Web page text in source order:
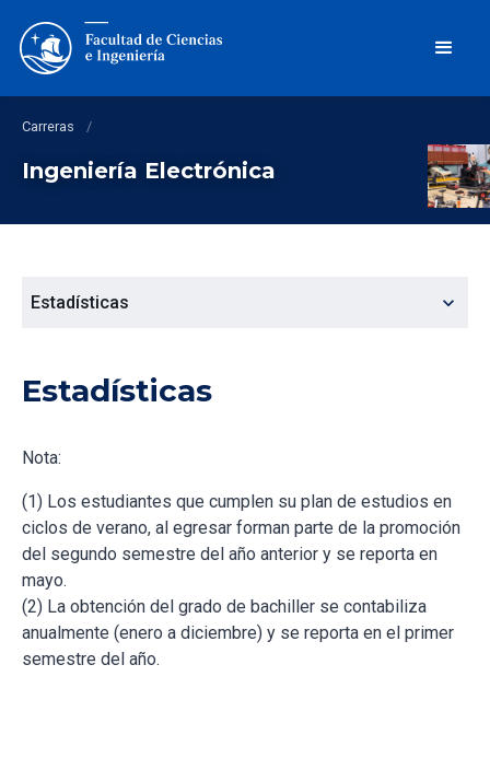
Carreras /
Ingeniería Electrónica
Estadísticas expand_more
Estadísticas
Nota:
(1) Los estudiantes que cumplen su plan de estudios en
ciclos de verano, al egresar forman parte de la promoción
del segundo semestre del año anterior y se reporta en
mayo.
(2) La obtención del grado de bachiller se contabiliza
anualmente (enero a diciembre) y se reporta en el primer
semestre del año.